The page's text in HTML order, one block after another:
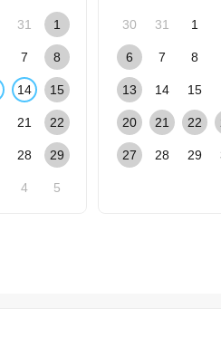
31 1
7 8
14 15
21 22
28 29
4 5
30 31 1
6 7 8
13 14 15
20 21 22
27 28 29